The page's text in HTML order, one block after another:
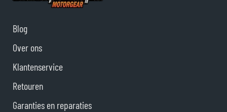
Blog
Over ons
Klantenservice
Retouren
Garanties en reparaties